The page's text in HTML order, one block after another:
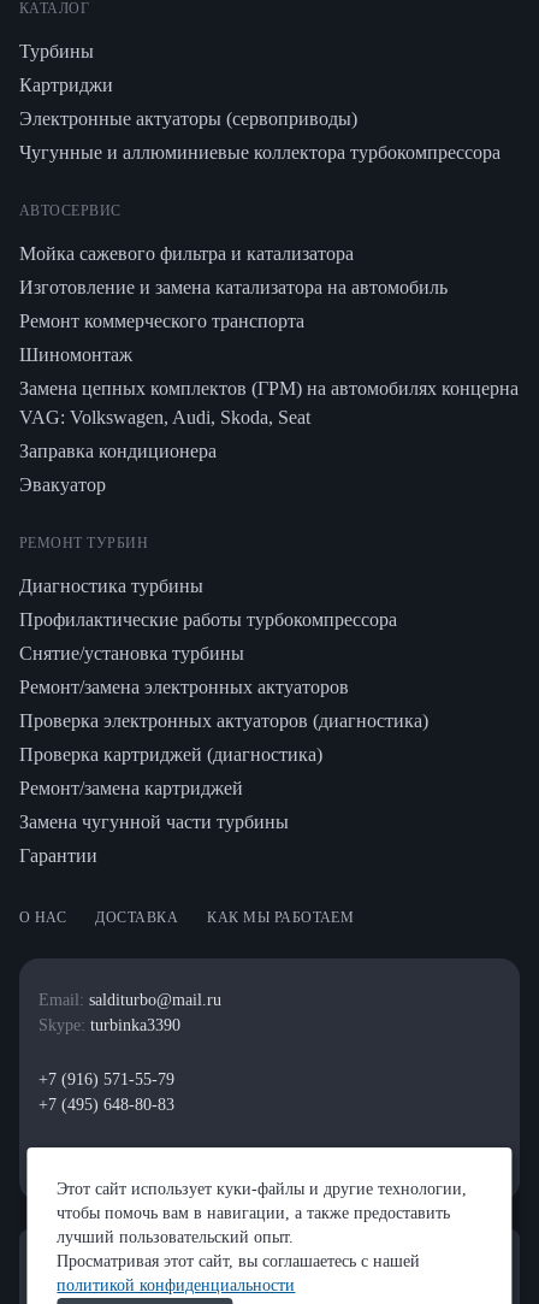
КАТАЛОГ
Турбины
Картриджи
Электронные актуаторы (сервоприводы)
Чугунные и аллюминиевые коллектора турбокомпрессора
АВТОСЕРВИС
Мойка сажевого фильтра и катализатора
Изготовление и замена катализатора на автомобиль
Ремонт коммерческого транспорта
Шиномонтаж
Замена цепных комплектов (ГРМ) на автомобилях концерна
VAG: Volkswagen, Audi, Skoda, Seat
Заправка кондиционера
Эвакуатор
РЕМОНТ ТУРБИН
Диагностика турбины
Профилактические работы турбокомпрессора
Снятие/установка турбины
Ремонт/замена электронных актуаторов
Проверка электронных актуаторов (диагностика)
Проверка картриджей (диагностика)
Ремонт/замена картриджей
Замена чугунной части турбины
Гарантии
О НАС ДОСТАВКА КАК МЫ РАБОТАЕМ
Email: salditurbo@mail.ru
Skype: turbinka3390
+7 (916) 571-55-79
+7 (495) 648-80-83
Этот сайт использует куки-файлы и другие технологии,
чтобы помочь вам в навигации, а также предоставить
лучший пользовательский опыт.
Просматривая этот сайт, вы соглашаетесь с нашей
политикой конфиденциальности